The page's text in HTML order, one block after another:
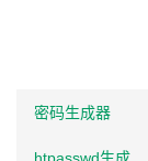
密码生成器